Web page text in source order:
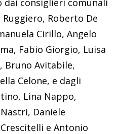
consiglieri comunali
Roberto De
Cirillo, Angelo
Fabio Giorgio, Luisa
Bruno Avitabile,
Celone, e dagli
Lina Nappo,
Daniele
e Antonio